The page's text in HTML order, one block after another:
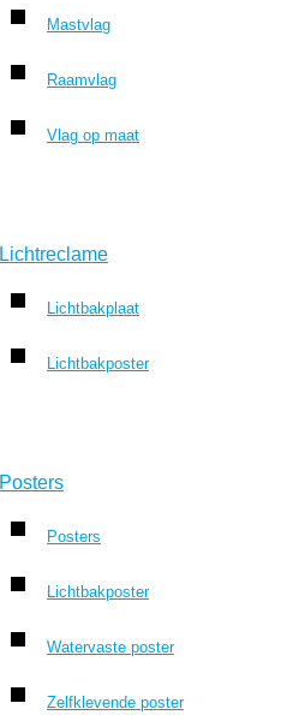
Mastvlag
Raamvlag
Vlag op maat
Lichtreclame
Lichtbakplaat
Lichtbakposter
Posters
Posters
Lichtbakposter
Watervaste poster
Zelfklevende poster